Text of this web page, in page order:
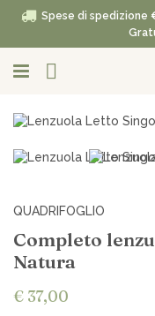
Spese di spedizione
QUADRIFOGLIO
Completo
Natura
€ 37,00